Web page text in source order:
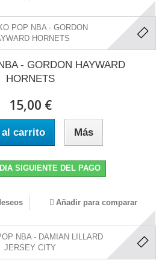
- GORDON HAYWARD
HORNETS
15,00 €
carrito Más
SIGUIENTE DEL PAGO
Añadir para comparar